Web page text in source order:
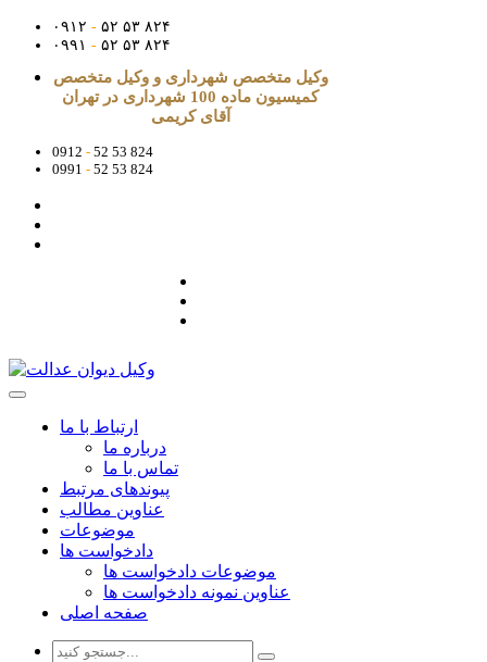
۰۹۱۲ - ۵۲ ۵۳ ۸۲۴
۰۹۹۱ - ۵۲ ۵۳ ۸۲۴
وکیل متخصص شهرداری و وکیل متخصص
کمیسیون ماده 100 شهرداری در تهران
آقای کریمی
0912 - 52 53 824
0991 - 52 53 824
ارتباط با ما
درباره ما
تماس با ما
پیوندهای مرتبط
عناوین مطالب
موضوعات
دادخواست ها
موضوعات دادخواست ها
عناوین نمونه دادخواست ها
صفحه اصلی